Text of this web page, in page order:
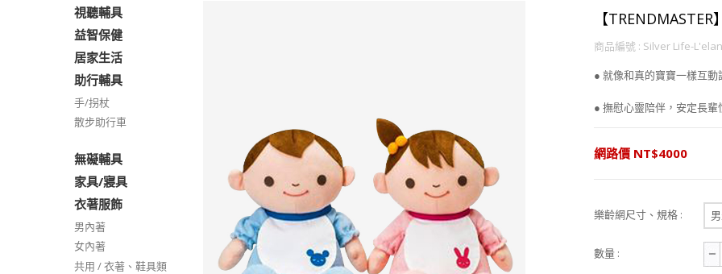
視聽輔具
益智保健
居家生活
助行輔具
手/拐杖
散步助行車
無礙輔具
家具/寢具
衣著服飾
男內著
女內著
共用 / 衣著、鞋具類
【
商品編號 : Silver Life-
● 就像和真的寶寶一樣互動
● 撫慰心靈陪伴，安定長輩
網路價 NT$4000
樂齡網尺寸、規格 :
數量 :